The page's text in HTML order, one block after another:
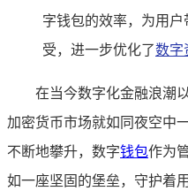
字钱包的效率，为用
受，进一步优化了数字
在当今数字化金融浪潮
加密货币市场就如同夜空中
不断地攀升，数字钱包作为
如一座坚固的堡垒，守护着